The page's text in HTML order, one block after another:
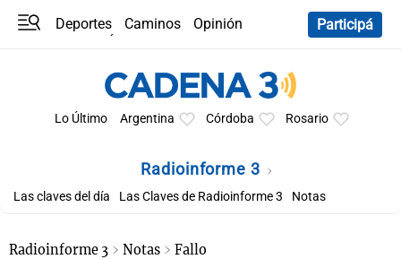
Deportes Caminos
Opinión
Participá
Lo Último Argentina Córdoba Rosario
Radioinforme 3
Las claves del día Las Claves de Radioinforme 3 Notas
Radioinforme 3 Notas Fallo